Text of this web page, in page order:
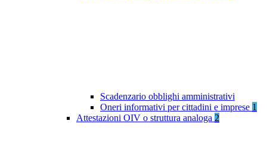
Scadenzario obblighi amministrativi
Oneri informativi per cittadini e imprese 1
Attestazioni OIV o struttura analoga 2